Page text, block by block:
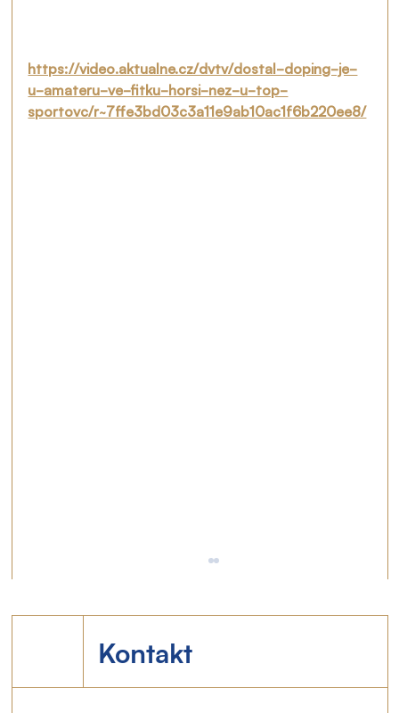
https://video.aktualne.cz/dvtv/dostal-doping-je-
u-amateru-ve-fitku-horsi-nez-u-top-
sportovc/r~7ffe3bd03c3a11e9ab10ac1f6b220ee8/
Kontakt